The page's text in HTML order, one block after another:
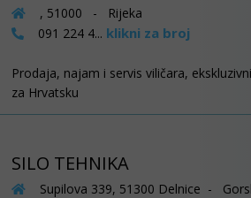
, 51000 - Rijeka
091 224 4... klikni za broj
Prodaja, najam i servis viličara,
za Hrvatsku
SILO TEHNIKA
Supilova 339, 51300 Delnice -